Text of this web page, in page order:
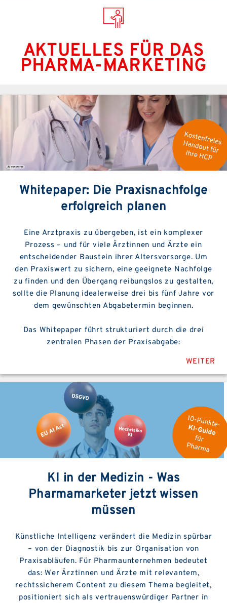
AKTUELLES FÜR DAS
PHARMA-MARKETING
Whitepaper: Die Praxisnachfolge
erfolgreich planen
Eine Arztpraxis zu übergeben, ist ein komplexer
Prozess – und für viele Ärztinnen und Ärzte ein
entscheidender Baustein ihrer Altersvorsorge. Um
den Praxiswert zu sichern, eine geeignete Nachfolge
zu finden und den Übergang reibungslos zu gestalten,
sollte die Planung idealerweise drei bis fünf Jahre vor
dem gewünschten Abgabetermin beginnen.
Das Whitepaper führt strukturiert durch die drei
zentralen Phasen der Praxisabgabe:
WEITER
KI in der Medizin - Was
Pharmamarketer jetzt wissen
müssen
Künstliche Intelligenz verändert die Medizin spürbar
– von der Diagnostik bis zur Organisation von
Praxisabläufen. Für Pharmaunternehmen bedeutet
das: Wer Ärztinnen und Ärzte mit relevantem,
rechtssicherem Content zu diesem Thema begleitet,
positioniert sich als vertrauenswürdiger Partner in